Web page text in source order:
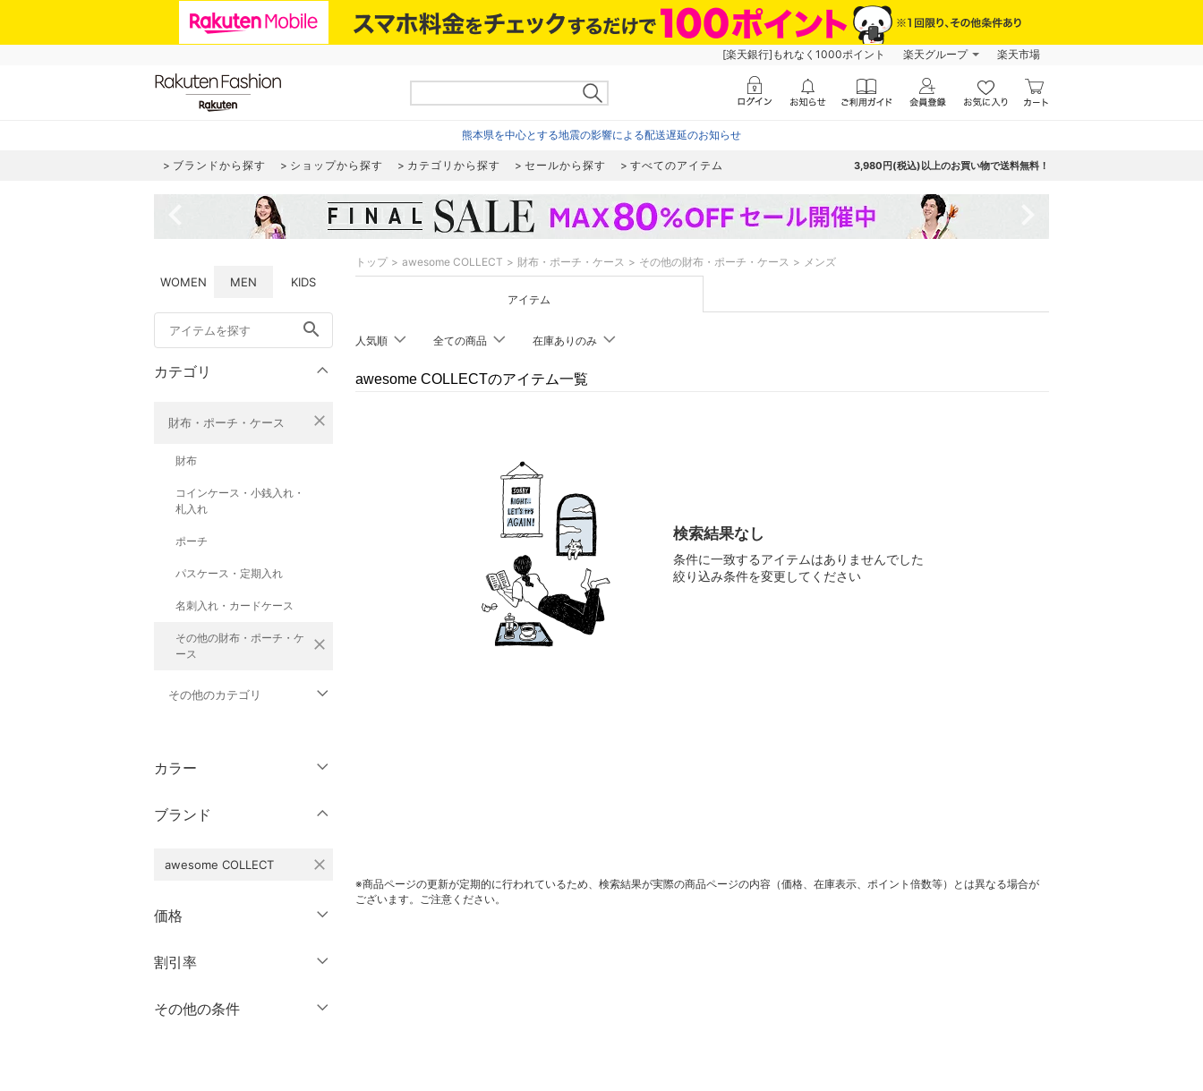
[楽天銀行]もれなく1000ポイント 楽天グループ 楽天市場
熊本県を中心とする地震の影響による配送遅延のお知らせ
ブランドから探す ショップから探す カテゴリから探す セールから探す すべてのアイテム 3,980円(税込)以上のお買い物で送料無料！
WOMEN MEN KIDS
search
カテゴリ
財布・ポーチ・ケース close
財布
コインケース・小銭入れ・
札入れ
ポーチ
パスケース・定期入れ
名刺入れ・カードケース
その他の財布・ポーチ・ケ
ース
close
その他のカテゴリ
パンツ
オールインワン・オーバ
バッグ
シューズ・靴
インナー・ルームウェア
カラー
クリア
ブランド
awesome COLLECT close
価格
絞り込み
割引率
％OFF～ ％OFF
その他の条件
トップ awesome COLLECT 財布・ポーチ・ケース その他の財布・ポーチ・ケース メンズ
アイテム
人気順 全ての商品 在庫ありのみ
awesome COLLECTのアイテム一覧
検索結果なし
条件に一致するアイテムはありませんでした
絞り込み条件を変更してください
※商品ページの更新が定期的に行われているため、検索結果が実際の商品ページの内容（価格、在庫表示、ポイント倍数等）とは異なる場合が
ございます。ご注意ください。